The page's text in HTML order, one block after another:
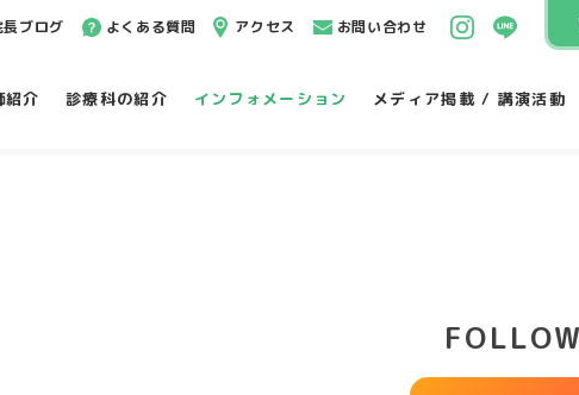
長ブログ よくある質問 アクセス お問い合わせ
紹介 診療科の紹介 インフォメーション メディア掲載 / 講演活動